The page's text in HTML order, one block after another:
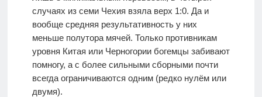
случаях из семи Чехия взяла верх 1:0. Да и
вообще средняя результативность у них
меньше полутора мячей. Только противникам
уровня Китая или Черногории богемцы забивают
помногу, а с более сильными сборными почти
всегда ограничиваются одним (редко нулём или
двумя).